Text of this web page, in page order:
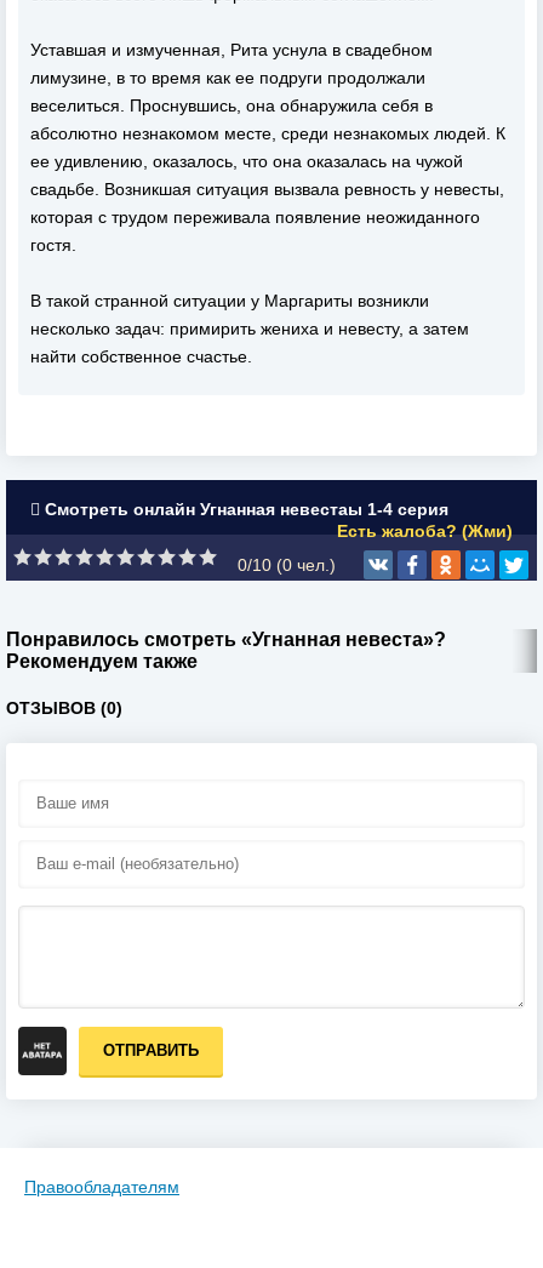
Уставшая и измученная, Рита уснула в свадебном
лимузине, в то время как ее подруги продолжали
веселиться. Проснувшись, она обнаружила себя в
абсолютно незнакомом месте, среди незнакомых людей. К
ее удивлению, оказалось, что она оказалась на чужой
свадьбе. Возникшая ситуация вызвала ревность у невесты,
которая с трудом переживала появление неожиданного
гостя.
В такой странной ситуации у Маргариты возникли
несколько задач: примирить жениха и невесту, а затем
найти собственное счастье.
Смотреть онлайн Угнанная невестаы 1-4 серия
Есть жалоба? (Жми)
0/10 (0 чел.)
Понравилось смотреть «Угнанная невеста»?
Рекомендуем также
ОТЗЫВОВ (0)
ОТПРАВИТЬ
Правообладателям